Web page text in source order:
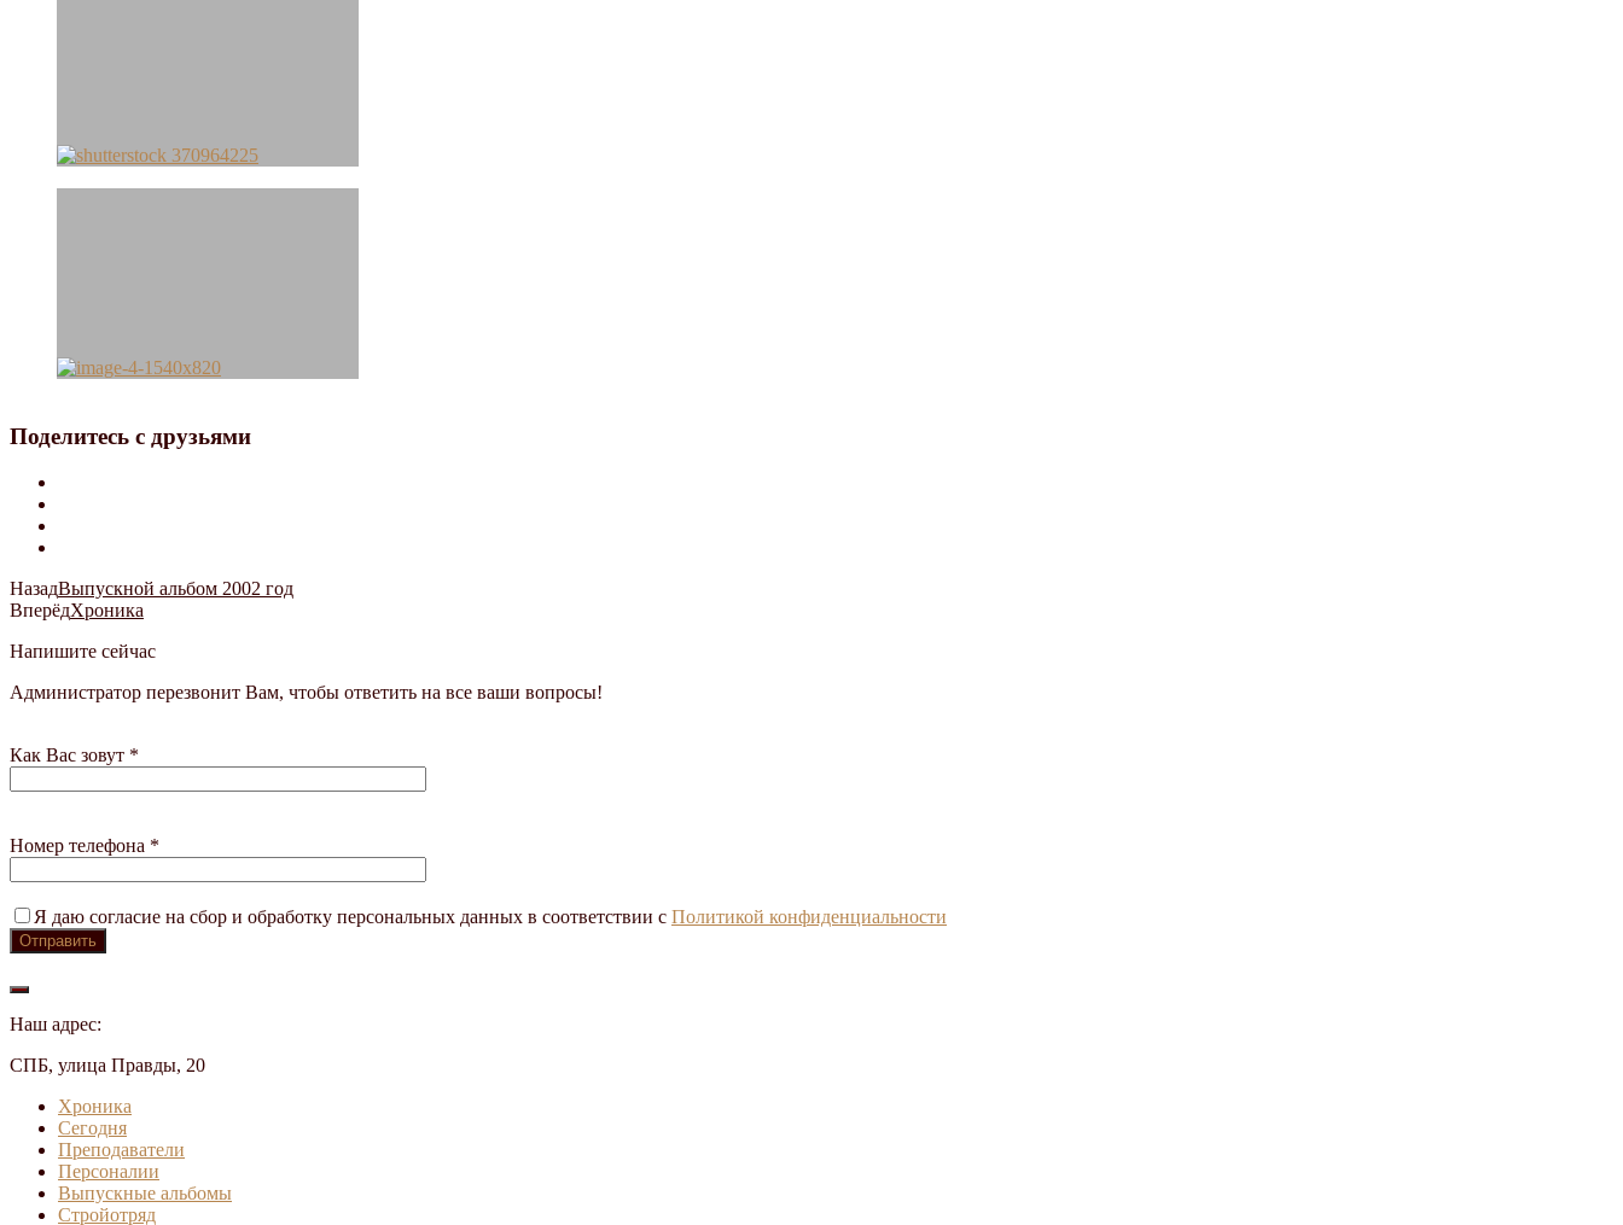
Поделитесь с друзьями
НазадВыпускной альбом 2002 год
ВперёдХроника
Напишите сейчас
Администратор перезвонит Вам, чтобы ответить на все ваши вопросы!
Как Вас зовут *
Номер телефона *
Я даю согласие на сбор и обработку персональных данных в соответствии с Политикой конфиденциальности
Наш адрес:
СПБ, улица Правды, 20
Хроника
Сегодня
Преподаватели
Персоналии
Выпускные альбомы
Стройотряд